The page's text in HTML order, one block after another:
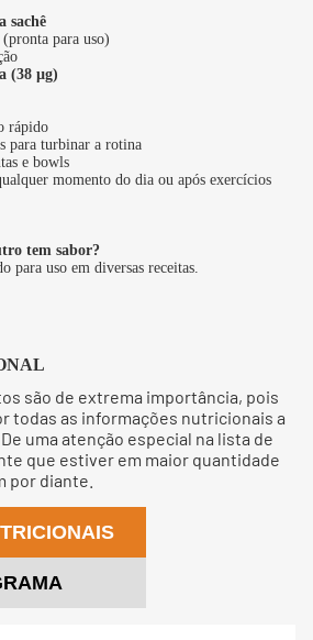
sachê
(pronta para uso)
(38 µg)
rápido
para turbinar a rotina
e bowls
momento do dia ou após exercícios
tem sabor?
para uso em diversas receitas.
são de extrema importância, pois
todas as informações nutricionais a
uma atenção especial na lista de
que estiver em maior quantidade
por diante.